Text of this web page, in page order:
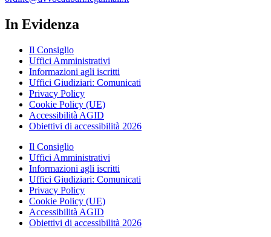
In Evidenza
Il Consiglio
Uffici Amministrativi
Informazioni agli iscritti
Uffici Giudiziari: Comunicati
Privacy Policy
Cookie Policy (UE)
Accessibilità AGID
Obiettivi di accessibilità 2026
Il Consiglio
Uffici Amministrativi
Informazioni agli iscritti
Uffici Giudiziari: Comunicati
Privacy Policy
Cookie Policy (UE)
Accessibilità AGID
Obiettivi di accessibilità 2026